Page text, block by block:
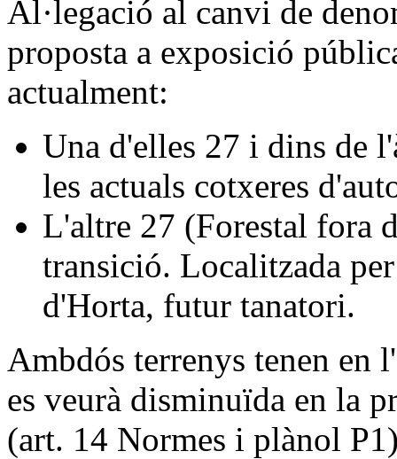
Al·legació al canvi de
proposta a exposició
actualment:
Una d'elles 27 i dins de
les actuals cotxeres
L'altre 27 (Forestal fora
transició. Localitzada
d'Horta, futur tanatori.
Ambdós terrenys tenen en
es veurà disminuïda en la
(art. 14 Normes i plànol